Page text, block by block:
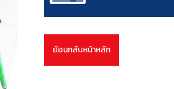
ย้อนกลับหน้าหลัก